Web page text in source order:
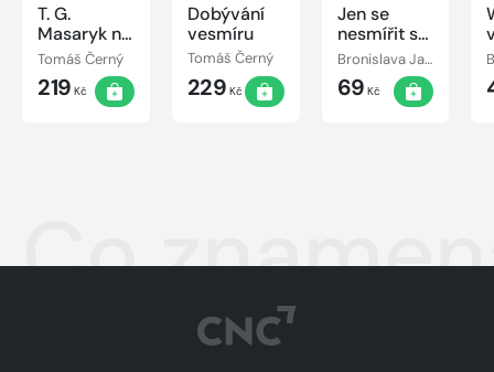
T. G.
Masaryk na
rozhlasových
vlnách
Tomáš Černý
219 Kč
Dobývání
vesmíru
Tomáš Černý
229 Kč
Jen se
nesmířit s
ničím, co je
nespravedlivé
Bronislava Janečková, Stanislav Motl, Tomáš Černý, Robert Tamchyna
69 Kč
Co